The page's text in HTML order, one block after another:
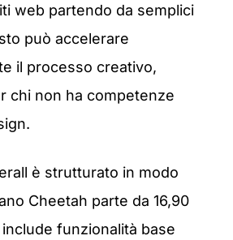
web partendo da semplici
può accelerare
il processo creativo,
chi non ha competenze
è strutturato in modo
Cheetah parte da 16,90
funzionalità base